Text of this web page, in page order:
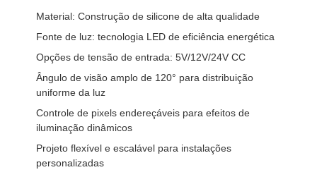
Material: Construção de silicone de alta qualidade
Fonte de luz: tecnologia LED de eficiência energética
Opções de tensão de entrada: 5V/12V/24V CC
Ângulo de visão amplo de 120° para distribuição
uniforme da luz
Controle de pixels endereçáveis para efeitos de
iluminação dinâmicos
Projeto flexível e escalável para instalações
personalizadas